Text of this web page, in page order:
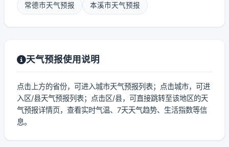
常德市天气预报 本溪市天气预报
天气预报使用说明
点击上方的省份，可进入城市天气预报列表；点击城市，可进
入区/县天气预报列表；点击区/县，可直接跳转至该地区的天
气预报详情页，查看实时气温、7天天气趋势、生活指数等信
息。